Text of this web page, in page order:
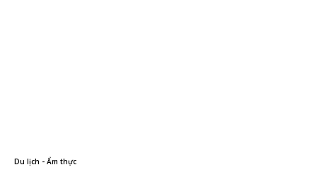
Du lịch - Ẩm thực